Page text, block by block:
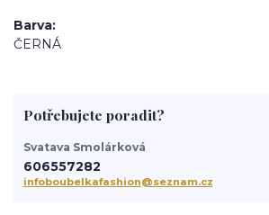
Barva
ČERNÁ
Potřebujete poradit?
Svatava Smolárková
606557282
infoboubelkafashion@seznam.cz